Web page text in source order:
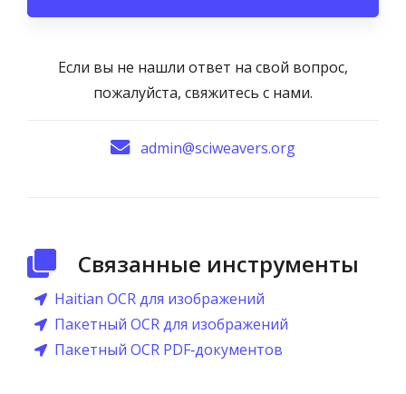
Если вы не нашли ответ на свой вопрос,
пожалуйста, свяжитесь с нами.
admin@sciweavers.org
Связанные инструменты
Haitian OCR для изображений
Пакетный OCR для изображений
Пакетный OCR PDF‑документов